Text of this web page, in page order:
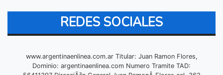
REDES SOCIALES
www.argentinaenlinea.com.ar Titular: Juan Ramon Flores,
Dominio: argentinaenlinea.com Numero Tramite TAD: